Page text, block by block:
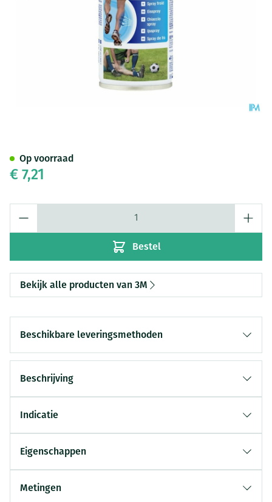
€ 7,21
Bestel
Op voorraad
Bekijk alle producten van 3M
Beschikbare leveringsmethoden
Beschrijving
Indicatie
Eigenschappen
Metingen